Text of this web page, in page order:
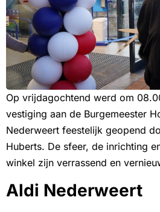
Op vrijdagochtend werd om
vestiging aan de Burgemeester
Nederweert feestelijk geopend
Huberts. De sfeer, de inrichting
winkel zijn verrassend en
Aldi Nederweert